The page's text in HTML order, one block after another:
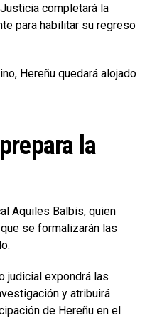
completará la
para habilitar su regreso
Hereñu quedará alojado
la
Aquiles Balbis, quien
se formalizarán las
judicial expondrá las
y atribuirá
de Hereñu en el